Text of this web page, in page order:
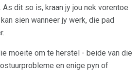
. As dit so is, kraan jy jou nek vorentoe
sien wanneer jy werk, die pad
moeite om te herstel - beide van die
en enige pyn of